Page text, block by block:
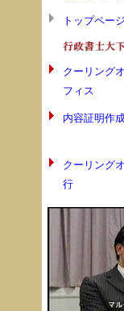
トップページ
クーリング
フィス
内容証明作
クーリング
行